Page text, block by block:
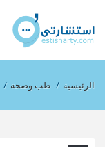
الرئيسية / طب وصحة /